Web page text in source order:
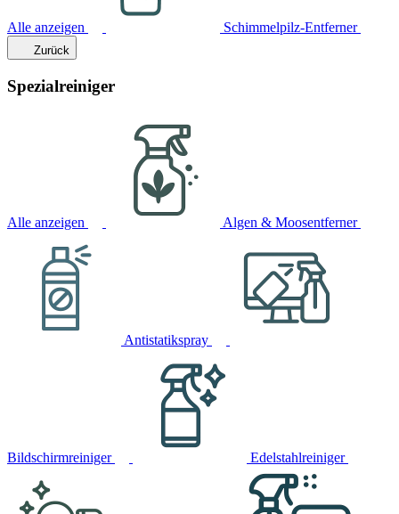
Alle anzeigen Schimmelpilz-Entferner
Zurück
Spezialreiniger
Alle anzeigen Algen & Moosentferner
Antistatikspray
Bildschirmreiniger Edelstahlreiniger